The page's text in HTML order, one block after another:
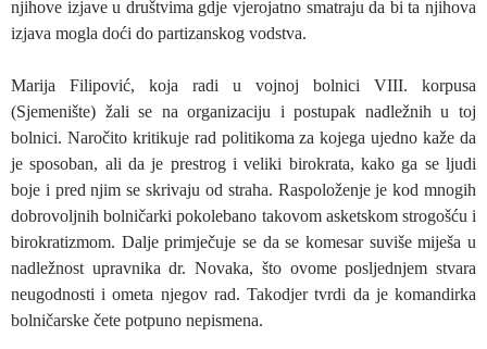
njihove izjave u društvima gdje vjerojatno smatraju da bi ta njihova
izjava mogla doći do partizanskog vodstva.
Marija Filipović, koja radi u vojnoj bolnici VIII. korpusa
(Sjemenište) žali se na organizaciju i postupak nadležnih u toj
bolnici. Naročito kritikuje rad politikoma za kojega ujedno kaže da
je sposoban, ali da je prestrog i veliki birokrata, kako ga se ljudi
boje i pred njim se skrivaju od straha. Raspoloženje je kod mnogih
dobrovoljnih bolničarki pokolebano takovom asketskom strogošću i
birokratizmom. Dalje primječuje se da se komesar suviše miješa u
nadležnost upravnika dr. Novaka, što ovome posljednjem stvara
neugodnosti i ometa njegov rad. Takodjer tvrdi da je komandirka
bolničarske čete potpuno nepismena.